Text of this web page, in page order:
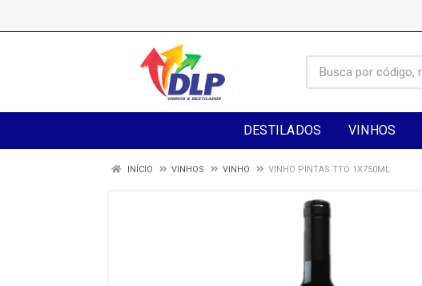
DESTILADOS VINHOS
INÍCIO VINHOS VINHO VINHO PINTAS TTO 1X750ML